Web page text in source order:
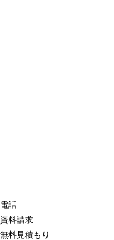
電話
資料請求
無料見積もり